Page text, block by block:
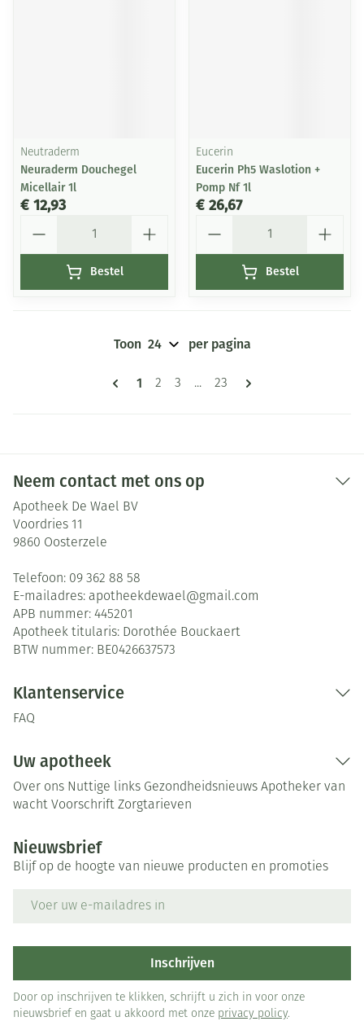
Neutraderm
Neuraderm Douchegel
Micellair 1l
€ 12,93
Bestel
Eucerin
Eucerin Ph5 Waslotion +
Pomp Nf 1l
€ 26,67
Bestel
Pagina's
U lees momenteel pagina
1 Pagina
2 Pagina
3 ... Pagina
23
Toon per pagina
Neem contact met ons op
Apotheek De Wael BV
Voordries 11
9860 Oosterzele
Telefoon: 09 362 88 58
E-mailadres: apotheekdewael@gmail.com
APB nummer: 445201
Apotheek titularis: Dorothée Bouckaert
BTW nummer: BE0426637573
Klantenservice
FAQ
Uw apotheek
Over ons Nuttige links Gezondheidsnieuws Apotheker van
wacht Voorschrift Zorgtarieven
Nieuwsbrief
Blijf op de hoogte van nieuwe producten en promoties
Inschrijven
Door op inschrijven te klikken, schrijft u zich in voor onze
nieuwsbrief en gaat u akkoord met onze privacy policy.